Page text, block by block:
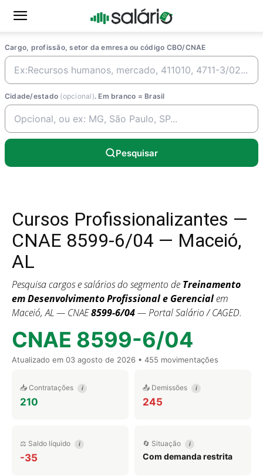
Cargo, profissão, setor da emresa ou código CBO/CNAE
Cidade/estado (opcional). Em branco = Brasil
Pesquisar
Cursos Profissionalizantes —
CNAE 8599-6/04 — Maceió,
AL
Pesquisa cargos e salários do segmento de Treinamento
em Desenvolvimento Profissional e Gerencialem
Maceió, AL — CNAE8599-6/04— Portal Salário / CAGED.
CNAE 8599-6/04
Atualizado em 03 agosto de 2026 • 455 movimentações
📥 Contratações i
210
📤 Demissões i
245
⚖️ Saldo líquido i
-35
🔄 Situação i
Com demanda restrita